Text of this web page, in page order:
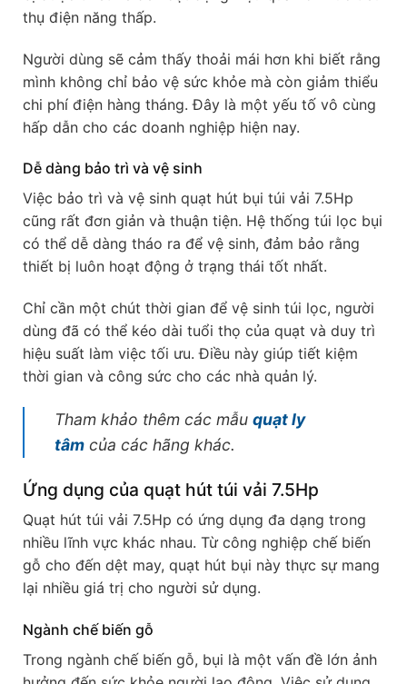
thụ điện năng thấp.
Người dùng sẽ cảm thấy thoải mái hơn khi biết rằng
mình không chỉ bảo vệ sức khỏe mà còn giảm thiểu
chi phí điện hàng tháng. Đây là một yếu tố vô cùng
hấp dẫn cho các doanh nghiệp hiện nay.
Dễ dàng bảo trì và vệ sinh
Việc bảo trì và vệ sinh quạt hút bụi túi vải 7.5Hp
cũng rất đơn giản và thuận tiện. Hệ thống túi lọc bụi
có thể dễ dàng tháo ra để vệ sinh, đảm bảo rằng
thiết bị luôn hoạt động ở trạng thái tốt nhất.
Chỉ cần một chút thời gian để vệ sinh túi lọc, người
dùng đã có thể kéo dài tuổi thọ của quạt và duy trì
hiệu suất làm việc tối ưu. Điều này giúp tiết kiệm
thời gian và công sức cho các nhà quản lý.
Tham khảo thêm các mẫu quạt ly
tâm của các hãng khác.
Ứng dụng của quạt hút túi vải 7.5Hp
Quạt hút túi vải 7.5Hp có ứng dụng đa dạng trong
nhiều lĩnh vực khác nhau. Từ công nghiệp chế biến
gỗ cho đến dệt may, quạt hút bụi này thực sự mang
lại nhiều giá trị cho người sử dụng.
Ngành chế biến gỗ
Trong ngành chế biến gỗ, bụi là một vấn đề lớn ảnh